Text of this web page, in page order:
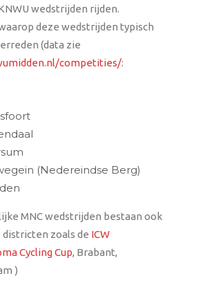
wedstrijden rijden.
deze wedstrijden typisch
(data zie
competities/:
(Nedereindse Berg)
MNC wedstrijden bestaan ook
districten zoals de ICW
Cycling Cup, Brabant,
)